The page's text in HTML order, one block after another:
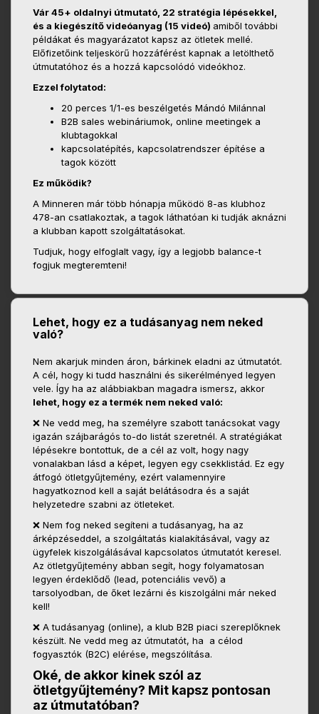
Vár 45+ oldalnyi útmutató, 22 stratégia lépésekkel,
és a kiegészítő videóanyag (15 videó) amiből további
példákat és magyarázatot kapsz az ötletek mellé.
Előfizetőink teljeskörű hozzáférést kapnak a letölthető
útmutatóhoz és a hozzá kapcsolódó videókhoz.
Ezzel folytatod:
20 perces 1/1-es beszélgetés Mándó Milánnal
B2B sales webináriumok, online meetingek a
klubtagokkal
kapcsolatépítés, kapcsolatrendszer építése a
tagok között
Ez működik?
A Minneren már több hónapja működö 8-as klubhoz
478-an csatlakoztak, a tagok láthatóan ki tudják aknázni
a klubban kapott szolgáltatásokat.
Tudjuk, hogy elfoglalt vagy, így a legjobb balance-t
fogjuk megteremteni!
Lehet, hogy ez a tudásanyag nem neked
való?
Nem akarjuk minden áron, bárkinek eladni az útmutatót.
A cél, hogy ki tudd használni és sikerélményed legyen
vele. Így ha az alábbiakban magadra ismersz, akkor
lehet, hogy ez a termék nem neked való:
❌ Ne vedd meg, ha személyre szabott tanácsokat vagy
igazán szájbarágós to-do listát szeretnél. A stratégiákat
lépésekre bontottuk, de a cél az volt, hogy nagy
vonalakban lásd a képet, legyen egy csekklistád. Ez egy
átfogó ötletgyűjtemény, ezért valamennyire
hagyatkoznod kell a saját belátásodra és a saját
helyzetedre szabni az ötleteket.
❌ Nem fog neked segíteni a tudásanyag, ha az
árképzéseddel, a szolgáltatás kialakításával, vagy az
ügyfelek kiszolgálásával kapcsolatos útmutatót keresel.
Az ötletgyűjtemény abban segít, hogy folyamatosan
legyen érdeklődő (lead, potenciális vevő) a
tarsolyodban, de őket lezárni és kiszolgálni már neked
kell!
❌ A tudásanyag (online), a klub B2B piaci szereplőknek
készült. Ne vedd meg az útmutatót, ha a célod
fogyasztók (B2C) elérése, megszólítása.
Oké, de akkor kinek szól az
ötletgyűjtemény? Mit kapsz pontosan
az útmutatóban?